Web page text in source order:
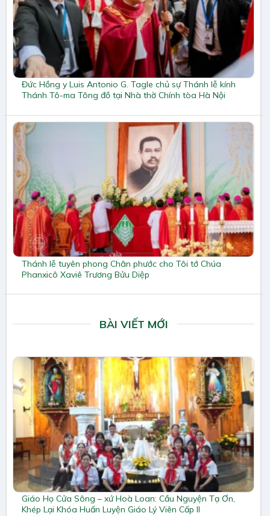
Đức Hồng y Luis Antonio G. Tagle chủ sự Thánh lễ kính
Thánh Tô-ma Tông đồ tại Nhà thờ Chính tòa Hà Nội
Thánh lễ tuyên phong Chân phước cho Tôi tớ Chúa
Phanxicô Xaviê Trương Bửu Diệp
BÀI VIẾT MỚI
Giáo Họ Cửa Sông – xứ Hoà Loan: Cầu Nguyện Tạ Ơn,
Khép Lại Khóa Huấn Luyện Giáo Lý Viên Cấp II